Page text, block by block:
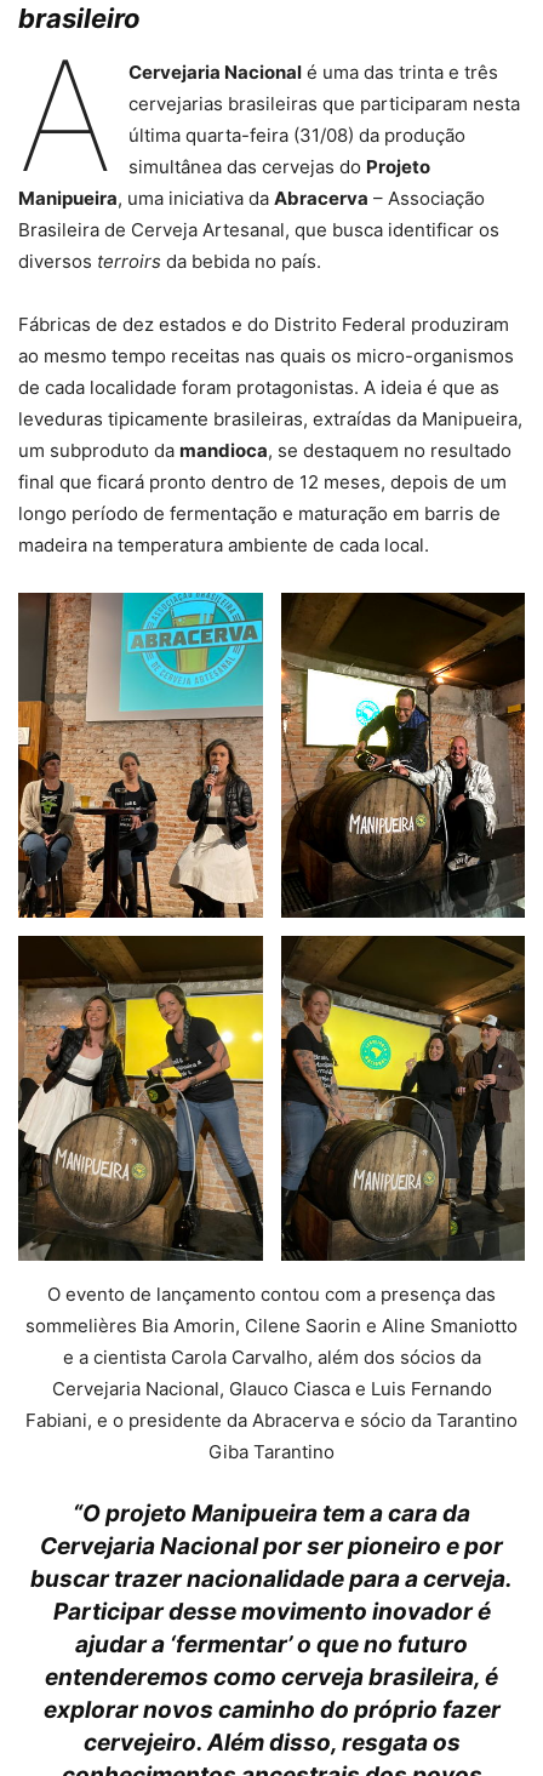
brasileiro
A Cervejaria Nacionalé uma das trinta e três
cervejarias brasileiras que participaram nesta
última quarta-feira (31/08) da produção
simultânea das cervejas do Projeto
Manipueira, uma iniciativa da Abracerva – Associação
Brasileira de Cerveja Artesanal, que busca identificar os
diversos terroirs da bebida no país.
Fábricas de dez estados e do Distrito Federal produziram
ao mesmo tempo receitas nas quais os micro-organismos
de cada localidade foram protagonistas. A ideia é que as
leveduras tipicamente brasileiras, extraídas da Manipueira,
um subproduto da mandioca, se destaquem no resultado
final que ficará pronto dentro de 12 meses, depois de um
longo período de fermentação e maturação em barris de
madeira na temperatura ambiente de cada local.
O evento de lançamento contou com a presença das
sommelières Bia Amorin, Cilene Saorin e Aline Smaniotto
e a cientista Carola Carvalho, além dos sócios da
Cervejaria Nacional, Glauco Ciasca e Luis Fernando
Fabiani, e o presidente da Abracerva e sócio da Tarantino
Giba Tarantino
“O projeto Manipueira tem a cara da
Cervejaria Nacional por ser pioneiro e por
buscar trazer nacionalidade para a cerveja.
Participar desse movimento inovador é
ajudar a ‘fermentar’ o que no futuro
entenderemos como cerveja brasileira, é
explorar novos caminho do próprio fazer
cervejeiro. Além disso, resgata os